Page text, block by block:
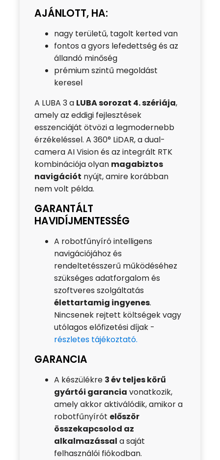
AJÁNLOTT, HA:
nagy területű, tagolt kerted van
fontos a gyors lefedettség és az
állandó minőség
prémium szintű megoldást
keresel
A LUBA 3 a LUBA sorozat 4. szériája,
amely az eddigi fejlesztések
esszenciáját ötvözi a legmodernebb
érzékeléssel. A 360° LiDAR, a dual-
camera AI Vision és az integrált RTK
kombinációja olyan magabiztos
navigációt nyújt, amire korábban
nem volt példa.
GARANTÁLT
HAVIDÍJMENTESSÉG
A robotfűnyíró intelligens
navigációjához és
rendeltetésszerű működéséhez
szükséges adatforgalom és
szoftveres szolgáltatás
élettartamig ingyenes.
Nincsenek rejtett költségek vagy
utólagos előfizetési díjak -
részletes tájékoztató.
GARANCIA
A készülékre 3 év teljes körű
gyártói garancia vonatkozik,
amely akkor aktiválódik, amikor a
robotfűnyírót először
összekapcsolod az
alkalmazással a saját
felhasználói fiókodban.